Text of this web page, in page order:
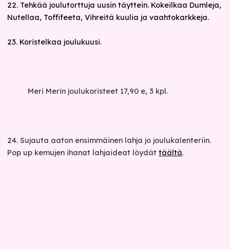
22. Tehkää joulutorttuja uusin täyttein. Kokeilkaa Dumleja,
Nutellaa, Toffifeeta, Vihreitä kuulia ja vaahtokarkkeja.
23. Koristelkaa joulukuusi.
Meri Merin joulukoristeet 17,90 e, 3 kpl.
24. Sujauta aaton ensimmäinen lahja jo joulukalenteriin.
Pop up kemujen ihanat lahjaideat löydättäältä.